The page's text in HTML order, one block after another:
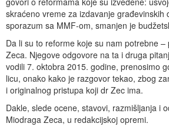
skraćeno vreme za izdavanje građevinskih
sporazum sa MMF-om, smanjen je
Da li su to reforme koje su nam potrebne –
Zeca. Njegove odgovore na ta i druga
vodili 7. oktobra 2015. godine, prenosimo
licu, onako kako je razgovor tekao, zbog
i originalnog pristupa koji dr Zec ima.
Dakle, slede ocene, stavovi, razmišljanja i
Miodraga Zeca, u redakcijskoj opremi.